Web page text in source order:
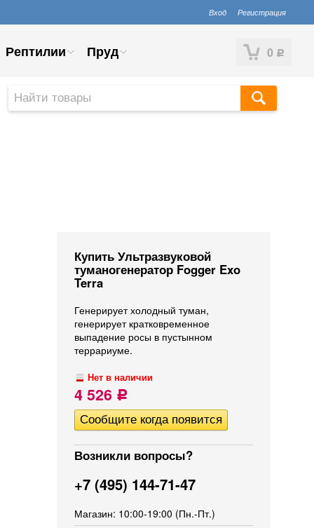
Вход Регистрация
0 Р
Рептилии Пруд
Купить Ультразвуковой
туманогенератор Fogger Exo
Terra
​Генерирует холодный туман,
генерирует кратковременное
выпадение росы в пустынном
террариуме.
Нет в наличии
4 526 Р
Возникли вопросы?
+7 (495) 144-71-47
Магазин: 10:00-19:00 (Пн.-Пт.)